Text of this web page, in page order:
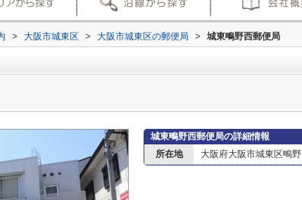
> 大阪市城東区 > 大阪市城東区の郵便局 > 城東鴫野西郵便局
城東鴫野西郵便局の詳細情報
所在地
大阪府大阪市城東区鴫